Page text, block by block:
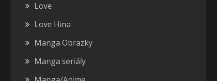
Love
Love Hina
Manga Obrazky
Manga seriály